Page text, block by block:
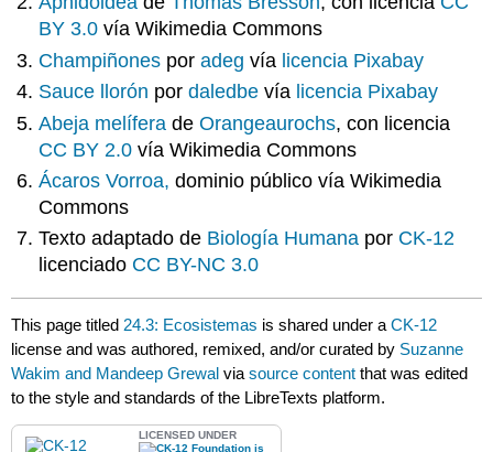
BY 3.0 vía Wikimedia Commons
Champiñones poradeg vía licencia Pixabay
Sauce llorón pordaledbe vía licencia Pixabay
Abeja melífera deOrangeaurochs, con licencia
CC BY 2.0 vía Wikimedia Commons
Ácaros Vorroa, dominio público vía Wikimedia
Commons
Texto adaptado de Biología Humana por CK-12
licenciado CC BY-NC 3.0
This page titled 24.3: Ecosistemas is shared under aCK-12
license and was authored, remixed, and/or curated by Suzanne
Wakim and Mandeep Grewal viasource content that was edited
to the style and standards of the LibreTexts platform.
LICENSED UNDER